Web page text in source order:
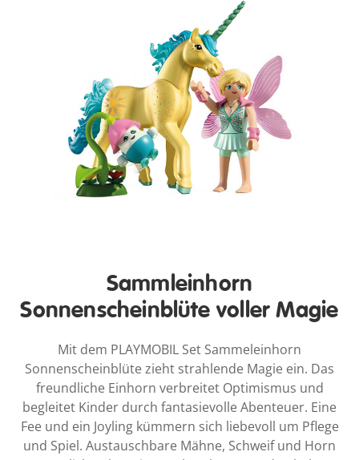
Sammleinhorn
Sonnenscheinblüte voller Magie
Mit dem PLAYMOBIL Set Sammeleinhorn
Sonnenscheinblüte zieht strahlende Magie ein. Das
freundliche Einhorn verbreitet Optimismus und
begleitet Kinder durch fantasievolle Abenteuer. Eine
Fee und ein Joyling kümmern sich liebevoll um Pflege
und Spiel. Austauschbare Mähne, Schweif und Horn